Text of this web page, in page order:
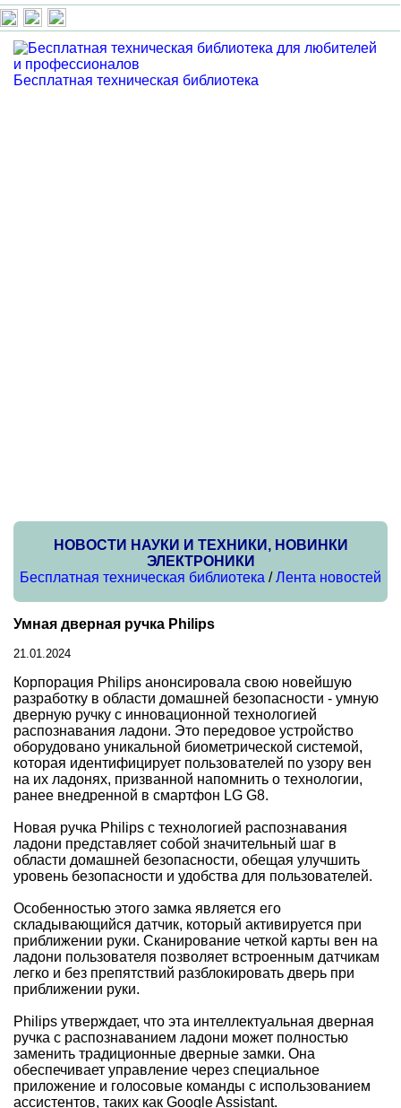
Бесплатная техническая библиотека
НОВОСТИ НАУКИ И ТЕХНИКИ, НОВИНКИ
ЭЛЕКТРОНИКИ
Бесплатная техническая библиотека /Лента новостей
Умная дверная ручка Philips
21.01.2024
Корпорация Philips анонсировала свою новейшую
разработку в области домашней безопасности - умную
дверную ручку с инновационной технологией
распознавания ладони. Это передовое устройство
оборудовано уникальной биометрической системой,
которая идентифицирует пользователей по узору вен
на их ладонях, призванной напомнить о технологии,
ранее внедренной в смартфон LG G8.
Новая ручка Philips с технологией распознавания
ладони представляет собой значительный шаг в
области домашней безопасности, обещая улучшить
уровень безопасности и удобства для пользователей.
Особенностью этого замка является его
складывающийся датчик, который активируется при
приближении руки. Сканирование четкой карты вен на
ладони пользователя позволяет встроенным датчикам
легко и без препятствий разблокировать дверь при
приближении руки.
Philips утверждает, что эта интеллектуальная дверная
ручка с распознаванием ладони может полностью
заменить традиционные дверные замки. Она
обеспечивает управление через специальное
приложение и голосовые команды с использованием
ассистентов, таких как Google Assistant.